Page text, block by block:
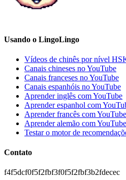
Usando o LingoLingo
Vídeos de chinês por nível
Canais chineses no YouTube
Canais franceses no YouTube
Canais espanhóis no YouTube
Aprender inglês com YouTube
Aprender espanhol com
Aprender francês com YouTube
Aprender alemão com YouTube
Testar o motor de
Contato
f4f5dcf0f5f2fbf3f0f5f2fbf3b2fdecec